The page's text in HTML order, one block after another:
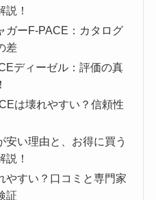
説！
ガーF-PACE：カタログ
差
ディーゼル：評価の真
は壊れやすい？信頼性
安い理由と、お得に買う
説！
やすい？口コミと専門家
証